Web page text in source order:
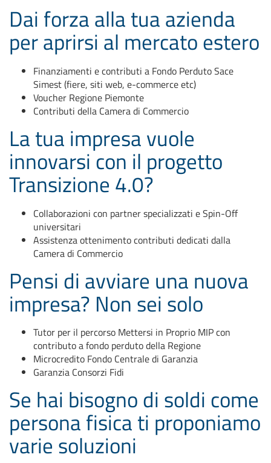
Dai forza alla tua azienda
per aprirsi al mercato estero
Finanziamenti e contributi a Fondo Perduto Sace
Simest (fiere, siti web, e-commerce etc)
Voucher Regione Piemonte
Contributi della Camera di Commercio
La tua impresa vuole
innovarsi con il progetto
Transizione 4.0?
Collaborazioni con partner specializzati e Spin-Off
universitari
Assistenza ottenimento contributi dedicati dalla
Camera di Commercio
Pensi di avviare una nuova
impresa? Non sei solo
Tutor per il percorso Mettersi in Proprio MIP con
contributo a fondo perduto della Regione
Microcredito Fondo Centrale di Garanzia
Garanzia Consorzi Fidi
Se hai bisogno di soldi come
persona fisica ti proponiamo
varie soluzioni